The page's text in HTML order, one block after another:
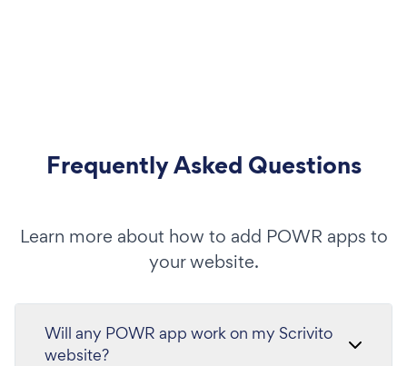
Frequently Asked Questions
Learn more about how to add POWR apps to
your website.
Will any POWR app work on my Scrivito
website?